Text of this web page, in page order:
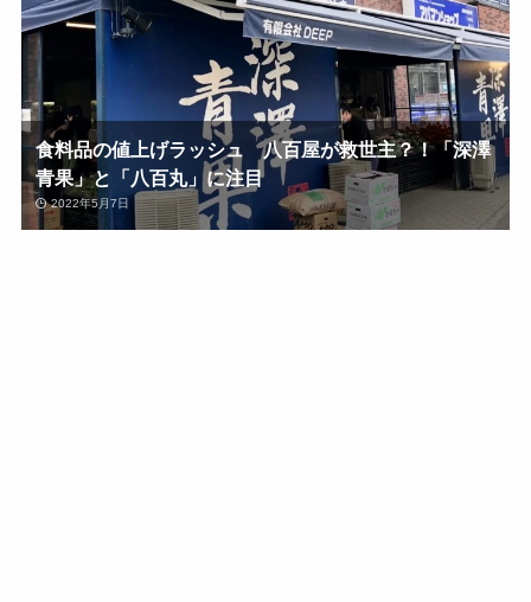
食料品の値上げラッシュ 八百屋が救世主？！「深澤
青果」と「八百丸」に注目
2022年5月7日